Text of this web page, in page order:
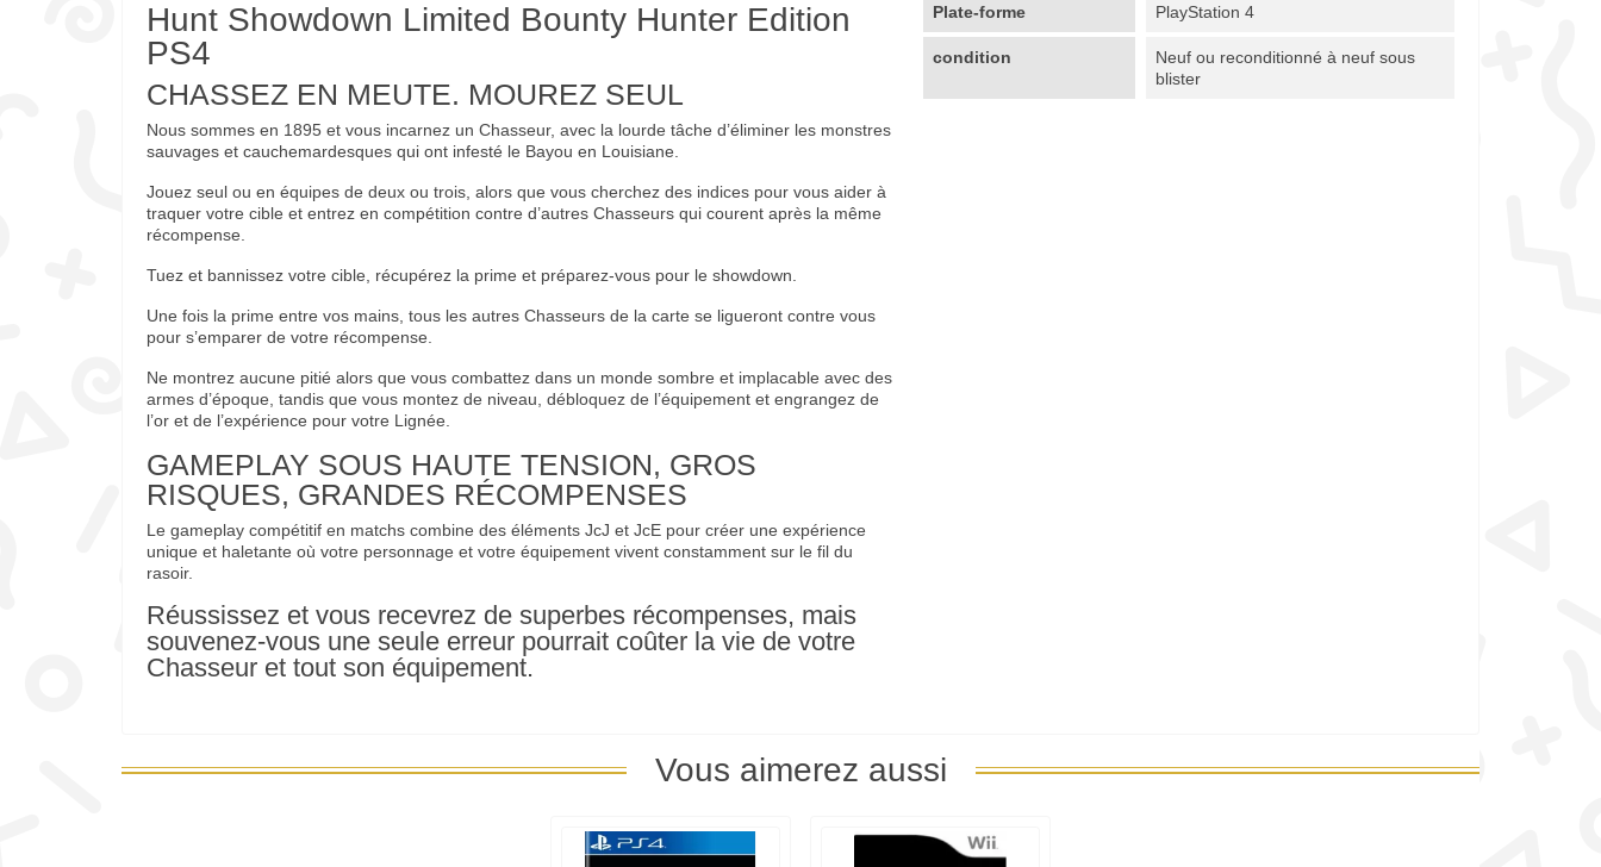
Hunt Showdown Limited Bounty Hunter Edition
PS4
CHASSEZ EN MEUTE. MOUREZ SEUL
Nous sommes en 1895 et vous incarnez un Chasseur, avec la lourde tâche d’éliminer les monstres
sauvages et cauchemardesques qui ont infesté le Bayou en Louisiane.
Jouez seul ou en équipes de deux ou trois, alors que vous cherchez des indices pour vous aider à
traquer votre cible et entrez en compétition contre d’autres Chasseurs qui courent après la même
récompense.
Tuez et bannissez votre cible, récupérez la prime et préparez-vous pour le showdown.
Une fois la prime entre vos mains, tous les autres Chasseurs de la carte se ligueront contre vous
pour s’emparer de votre récompense.
Ne montrez aucune pitié alors que vous combattez dans un monde sombre et implacable avec des
armes d’époque, tandis que vous montez de niveau, débloquez de l’équipement et engrangez de
l’or et de l’expérience pour votre Lignée.
GAMEPLAY SOUS HAUTE TENSION, GROS
RISQUES, GRANDES RÉCOMPENSES
Le gameplay compétitif en matchs combine des éléments JcJ et JcE pour créer une expérience
unique et haletante où votre personnage et votre équipement vivent constamment sur le fil du
rasoir.
Réussissez et vous recevrez de superbes récompenses, mais
souvenez-vous une seule erreur pourrait coûter la vie de votre
Chasseur et tout son équipement.
Plate-forme PlayStation 4
condition
Neuf ou reconditionné à neuf sous
blister
Vous aimerez aussi